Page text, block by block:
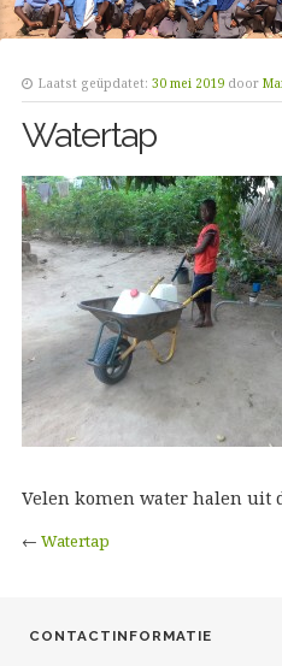
Laatst geüpdatet: 30 mei 2019 door
Watertap
Velen komen water halen uit
← Watertap
CONTACTINFORMATIE